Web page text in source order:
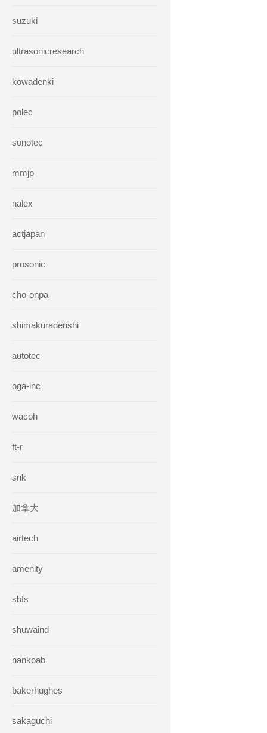
suzuki
ultrasonicresearch
kowadenki
polec
sonotec
mmjp
nalex
actjapan
prosonic
cho-onpa
shimakuradenshi
autotec
oga-inc
wacoh
ft-r
snk
加拿大
airtech
amenity
sbfs
shuwaind
nankoab
bakerhughes
sakaguchi